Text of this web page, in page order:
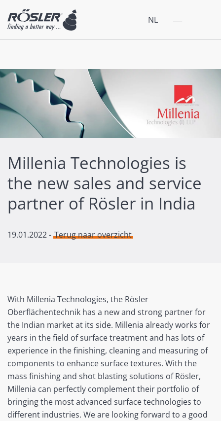
NL Menu
Sluit
Millenia Technologies is
the new sales and service
partner of Rösler in India
19.01.2022- Terug naar overzicht
With Millenia Technologies, the Rösler
Oberflächentechnik has a new and strong partner for
the Indian market at its side. Millenia already works for
years in the field of surface treatment and has lots of
experience in the finishing, cleaning and measuring of
components to enhance surface textures. With the
mass finishing and shot blasting solutions of Rösler,
Millenia can perfectly complement their portfolio of
bringing the most advanced surface technologies to
different industries. We are looking forward to a good